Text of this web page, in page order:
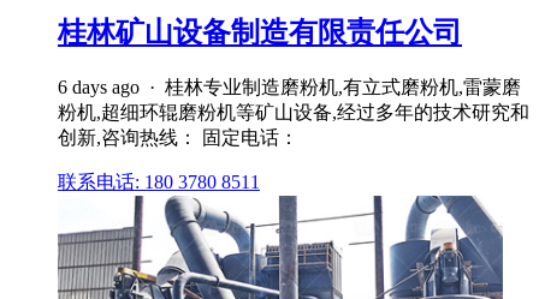
桂林矿山设备制造有限责任公司
6 days ago · 桂林专业制造磨粉机,有立式磨粉机,雷蒙磨
粉机,超细环辊磨粉机等矿山设备,经过多年的技术研究和
创新,咨询热线： 固定电话：
联系电话: 180 3780 8511